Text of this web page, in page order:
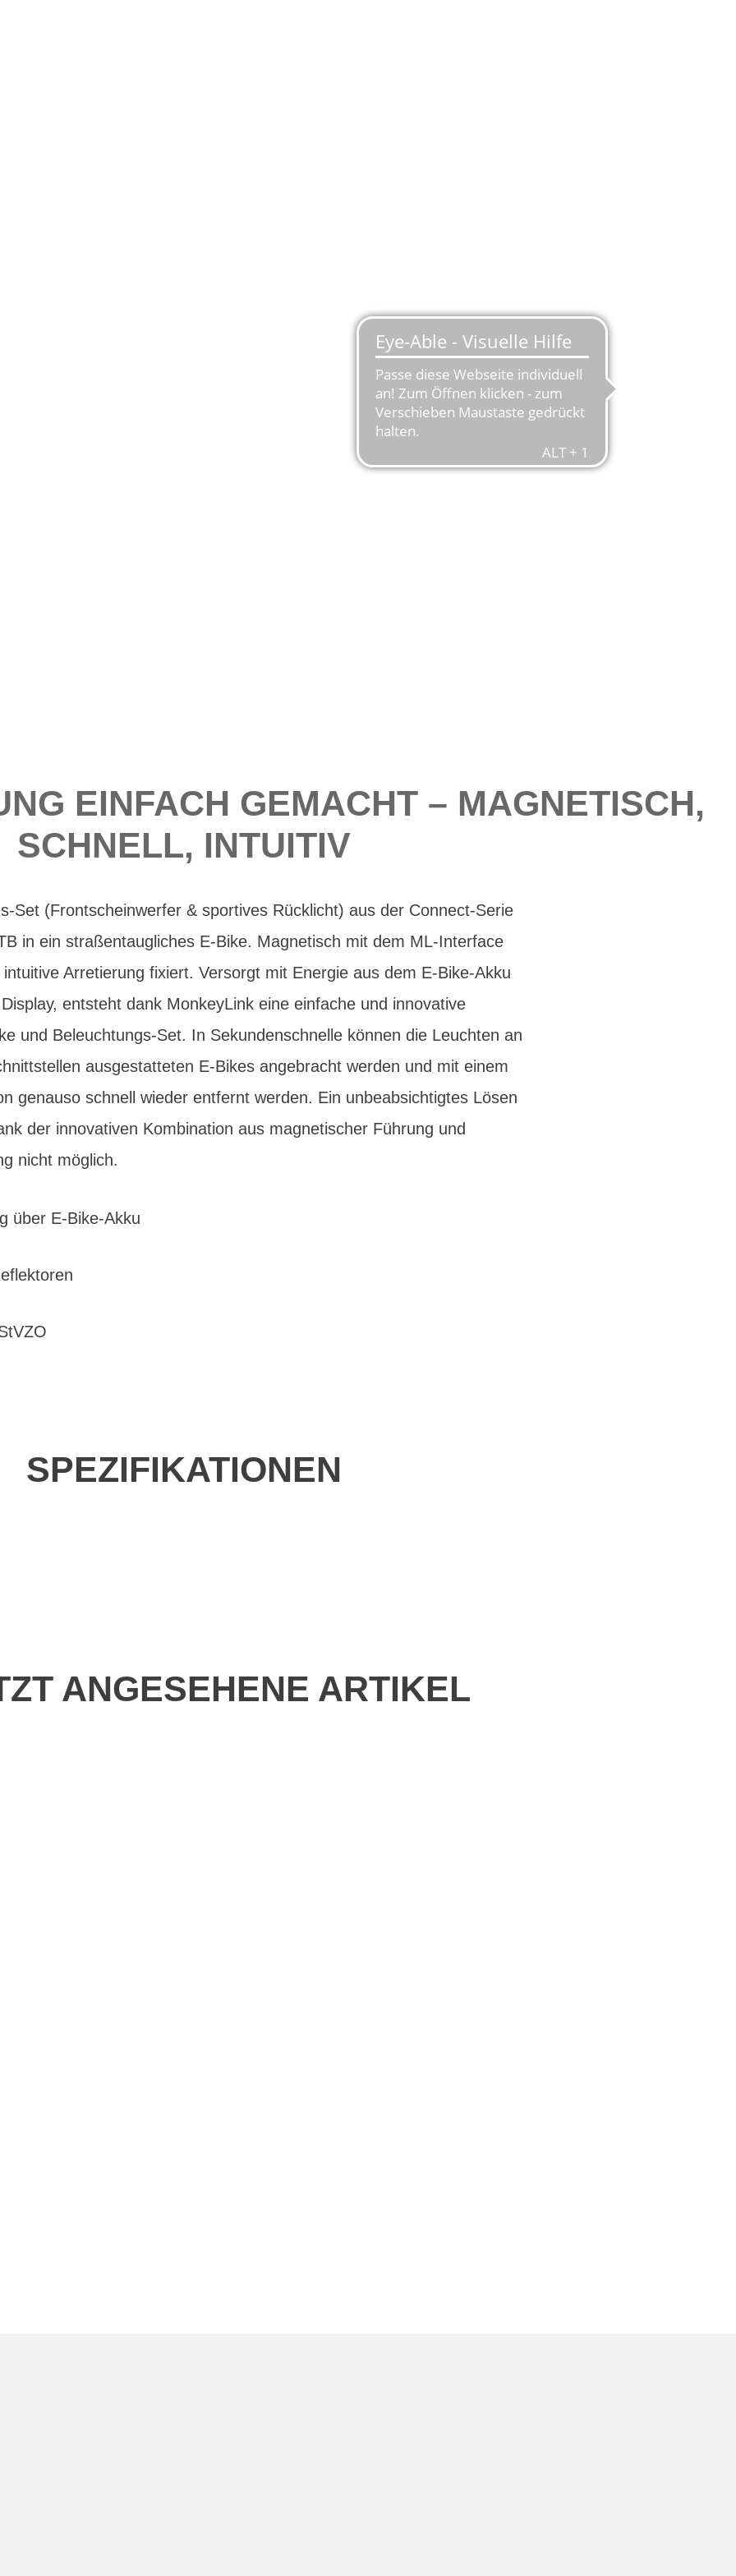
EINFACH GEMACHT – MAGNETISCH,
SCHNELL, INTUITIV
Set (Frontscheinwerfer & sportives Rücklicht) aus der Connect-Serie
in ein straßentaugliches E-Bike. Magnetisch mit dem ML-Interface
Arretierung fixiert. Versorgt mit Energie aus dem E-Bike-Akku
entsteht dank MonkeyLink eine einfache und innovative
und Beleuchtungs-Set. In Sekundenschnelle können die Leuchten an
ausgestatteten E-Bikes angebracht werden und mit einem
genauso schnell wieder entfernt werden. Ein unbeabsichtigtes Lösen
der innovativen Kombination aus magnetischer Führung und
nicht möglich.
über E-Bike-Akku
SPEZIFIKATIONEN
ANGESEHENE ARTIKEL